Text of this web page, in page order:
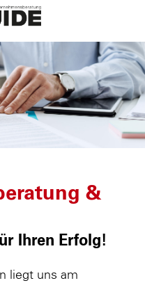
&
Ihren Erfolg!
liegt uns am